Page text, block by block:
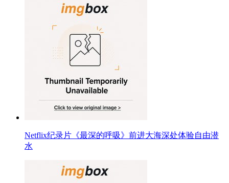
Netflix纪录片《最深的呼吸》前进大海深处体验自由潜
水